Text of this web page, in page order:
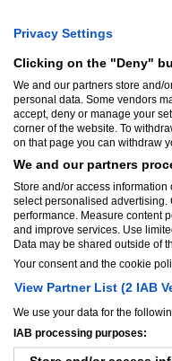
Privacy Settings
Clicking on the "Deny"
We and our partners store and/
personal data. Some vendors
accept, deny or manage your
corner of the website. To
on that page you can withdraw
We and our partners
Store and/or access
select personalised advertising.
performance. Measure content
and improve services. Use
Data may be shared outside of
Your consent and the cookie
View Partner List (2 IAB
We use your data for the
IAB processing purposes: